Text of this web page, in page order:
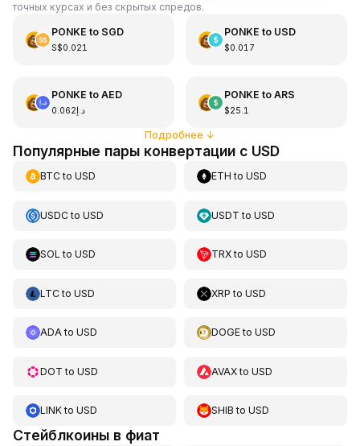
точных курсах и без скрытых спредов.
PONKE to SGD
S$0.021
PONKE to USD
$0.017
PONKE to AED
د.إ0.062
PONKE to ARS
$25.1
Подробнее ↓
Популярные пары конвертации с USD
BTCto USD ETH toUSD
USDCto USD USDT toUSD
SOL to USD TRXtoUSD
LTCto USD XRP toUSD
ADAto USD DOGEtoUSD
DOT to USD AVAXtoUSD
LINKto USD SHIB toUSD
Стейблкоины в фиат